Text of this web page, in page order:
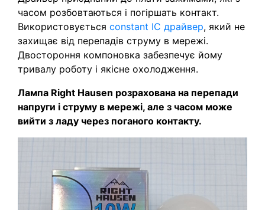
часом розбовтаються і погіршать контакт.
Використовується constant IC драйвер, який не
захищає від перепадів струму в мережі.
Двостороння компоновка забезпечує йому
тривалу роботу і якісне охолодження.
Лампа Right Hausen розрахована на перепади
напруги і струму в мережі, але з часом може
вийти з ладу через поганого контакту.